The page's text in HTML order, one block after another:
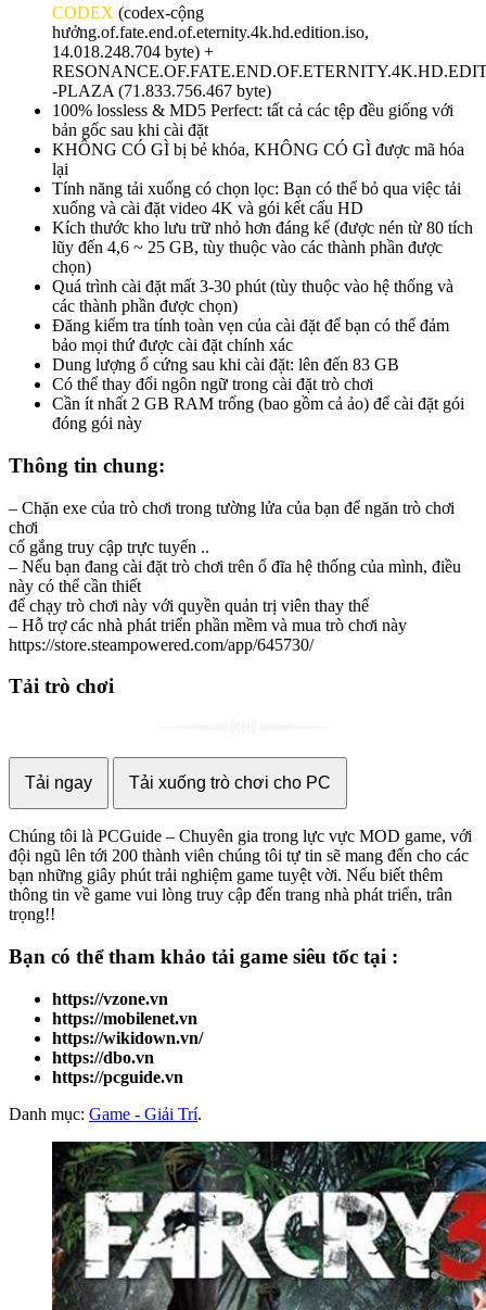
CODEX (codex-cộng
hưởng.of.fate.end.of.eternity.4k.hd.edition.iso,
14.018.248.704 byte) +
-PLAZA (71.833.756.467 byte)
100% lossless & MD5 Perfect: tất cả các tệp đều giống với
bản gốc sau khi cài đặt
KHÔNG CÓ GÌ bị bẻ khóa, KHÔNG CÓ GÌ được mã hóa
lại
Tính năng tải xuống có chọn lọc: Bạn có thể bỏ qua việc tải
xuống và cài đặt video 4K và gói kết cấu HD
Kích thước kho lưu trữ nhỏ hơn đáng kể (được nén từ 80 tích
lũy đến 4,6 ~ 25 GB, tùy thuộc vào các thành phần được
chọn)
Quá trình cài đặt mất 3-30 phút (tùy thuộc vào hệ thống và
các thành phần được chọn)
Đăng kiểm tra tính toàn vẹn của cài đặt để bạn có thể đảm
bảo mọi thứ được cài đặt chính xác
Dung lượng ổ cứng sau khi cài đặt: lên đến 83 GB
Có thể thay đổi ngôn ngữ trong cài đặt trò chơi
Cần ít nhất 2 GB RAM trống (bao gồm cả ảo) để cài đặt gói
đóng gói này
Thông tin chung:
– Chặn exe của trò chơi trong tường lửa của bạn để ngăn trò chơi
chơi
cố gắng truy cập trực tuyến ..
– Nếu bạn đang cài đặt trò chơi trên ổ đĩa hệ thống của mình, điều
này có thể cần thiết
để chạy trò chơi này với quyền quản trị viên thay thế
– Hỗ trợ các nhà phát triển phần mềm và mua trò chơi này
https://store.steampowered.com/app/645730/
Tải trò chơi
Tải ngay Tải xuống trò chơi cho PC
Chúng tôi là PCGuide – Chuyên gia trong lực vực MOD game, với
đội ngũ lên tới 200 thành viên chúng tôi tự tin sẽ mang đến cho các
bạn những giây phút trải nghiệm game tuyệt vời. Nếu biết thêm
thông tin về game vui lòng truy cập đến trang nhà phát triển, trân
trọng!!
Bạn có thể tham khảo tải game siêu tốc tại :
https://vzone.vn
https://mobilenet.vn
https://wikidown.vn/
https://dbo.vn
https://pcguide.vn
Danh mục: Game - Giải Trí.